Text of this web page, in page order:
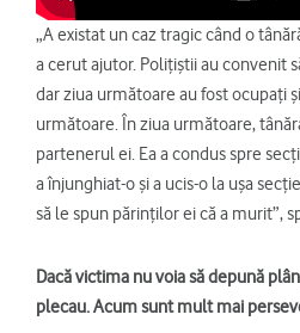
„A existat un caz tragic când o
a cerut ajutor. Polițiștii au convenit
dar ziua următoare au fost ocupați
următoare. În ziua următoare,
partenerul ei. Ea a condus spre
a înjunghiat-o și a ucis-o la ușa
să le spun părinților ei că a murit”,
Dacă victima nu voia să depună
plecau. Acum sunt mult mai